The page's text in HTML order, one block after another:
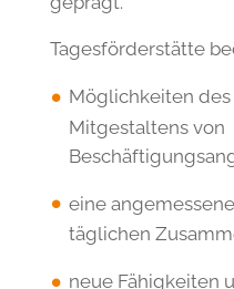
Celle, im Stadteil
insgesamt 166
Gebäuden der
jeweiligen
Briefmarken,